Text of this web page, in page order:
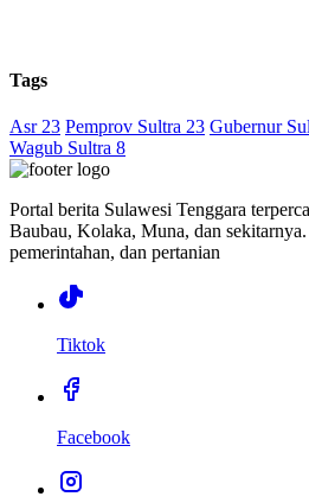
Tags
Asr 23 Pemprov Sultra 23 Gubernur
Wagub Sultra 8
Portal berita Sulawesi Tenggara
Baubau, Kolaka, Muna, dan
pemerintahan, dan pertanian
Tiktok
Facebook